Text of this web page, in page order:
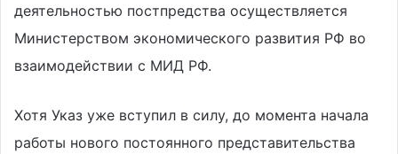
деятельностью постпредства осуществляется
Министерством экономического развития РФ во
взаимодействии с МИД РФ.
Хотя Указ уже вступил в силу, до момента начала
работы нового постоянного представительства